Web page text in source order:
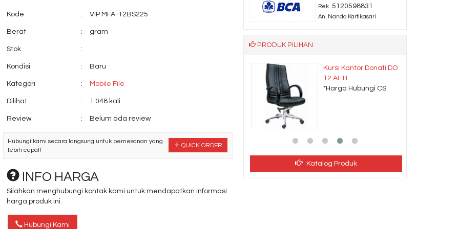
Kode : VIP MFA-12BS225
Berat : gram
Stok :
Kondisi : Baru
Kategori : Mobile File
Dilihat : 1.048 kali
Review : Belum ada review
QUICK ORDER
Hubungi kami secara langsung untuk pemesanan yang
lebih cepat!
INFO HARGA
Silahkan menghubungi kontak kami untuk mendapatkan informasi
harga produk ini.
Hubungi Kami
Rek. 5120598831
An. Nanda Kartikasari
PRODUK PILIHAN
Locker Brother B 704
Meja Kantor Direktur
INDACHI D....
*Harga Hubungi CS
Katalog Produk